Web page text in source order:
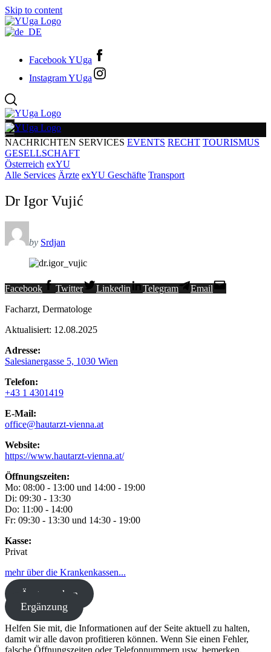
Skip to content
Facebook YUga
Instagram YUga
NACHRICHTEN SERVICES EVENTS RECHT TOURISMUS
GESELLSCHAFT
Österreich exYU
Alle Services Ärzte exYU Geschäfte Transport
Dr Igor Vujić
by Srdjan
Facebook Twitter Linkedin Telegram
Email
Facharzt, Dermatologe
Aktualisiert: 12.08.2025
Adresse:
Salesianergasse 5, 1030 Wien
Telefon:
+43 1 4301419
E-Mail:
office@hautarzt-vienna.at
Website:
https://www.hautarzt-vienna.at/
Öffnungszeiten:
Mo: 08:00 - 13:00 und 14:00 - 19:00
Di: 09:30 - 13:30
Do: 11:00 - 14:00
Fr: 09:30 - 13:30 und 14:30 - 19:00
Kasse:
Privat
mehr über die Krankenkassen...
Ärzte suchen
Ergänzung
Helfen Sie mit, die Informationen auf der Seite aktuell zu halten,
damit wir alle davon profitieren können. Wenn Sie einen Fehler,
falsche Öffnungszeiten oder Telefonnummern usw. bemerken,